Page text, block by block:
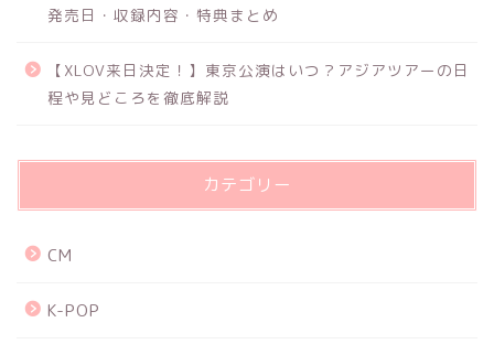
発売日・収録内容・特典まとめ
【XLOV来日決定！】東京公演はいつ？アジアツアーの日
程や見どころを徹底解説
カテゴリー
CM
K-POP